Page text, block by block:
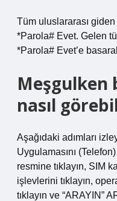
Tüm uluslararası
*Parola# Evet. Gelen
*Parola# Evet’e
Meşgulken
nasıl
Aşağıdaki adımları
Uygulamasını
resmine tıklayın, SIM
işlevlerini tıklayın,
tıklayın ve “ARAYIN”